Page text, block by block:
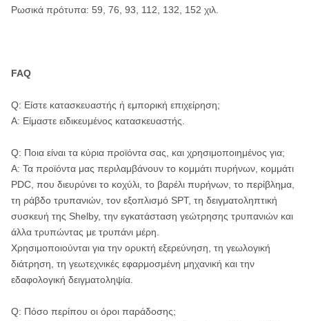
Ρωσικά πρότυπα: 59, 76, 93, 112, 132, 152 χιλ.
FAQ
Q: Είστε κατασκευαστής ή εμπορική επιχείρηση;
Α: Είμαστε ειδικευμένος κατασκευαστής.
Q: Ποια είναι τα κύρια προϊόντα σας, και χρησιμοποιημένος για;
Α: Τα προϊόντα μας περιλαμβάνουν το κομμάτι πυρήνων, κομμάτι
PDC, που διευρύνει το κοχύλι, το βαρέλι πυρήνων, το περίβλημα,
τη ράβδο τρυπανιών, τον εξοπλισμό SPT, τη δειγματοληπτική
συσκευή της Shelby, την εγκατάσταση γεώτρησης τρυπανιών και
άλλα τρυπώντας με τρυπάνι μέρη.
Χρησιμοποιούνται για την ορυκτή εξερεύνηση, τη γεωλογική
διάτρηση, τη γεωτεχνικές εφαρμοσμένη μηχανική και την
εδαφολογική δειγματοληψία.
Q: Πόσο περίπου οι όροι παράδοσης;